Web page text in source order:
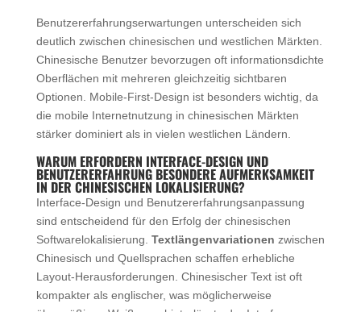
Benutzererfahrungserwartungen unterscheiden sich
deutlich zwischen chinesischen und westlichen Märkten.
Chinesische Benutzer bevorzugen oft informationsdichte
Oberflächen mit mehreren gleichzeitig sichtbaren
Optionen. Mobile-First-Design ist besonders wichtig, da
die mobile Internetnutzung in chinesischen Märkten
stärker dominiert als in vielen westlichen Ländern.
WARUM ERFORDERN INTERFACE-DESIGN UND
BENUTZERERFAHRUNG BESONDERE AUFMERKSAMKEIT
IN DER CHINESISCHEN LOKALISIERUNG?
Interface-Design und Benutzererfahrungsanpassung
sind entscheidend für den Erfolg der chinesischen
Softwarelokalisierung. Textlängenvariationen zwischen
Chinesisch und Quellsprachen schaffen erhebliche
Layout-Herausforderungen. Chinesischer Text ist oft
kompakter als englischer, was möglicherweise